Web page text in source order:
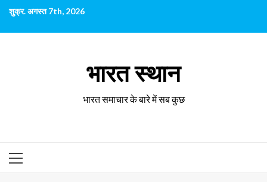
छोड़कर
सामग्री
पर
शुक्र. अगस्त 7th, 2026
भारत स्थान
भारत समाचार के बारे में सब कुछ
प्राथमिक